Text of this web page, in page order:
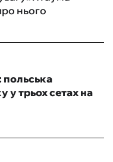
нього
польська
у трьох сетах на